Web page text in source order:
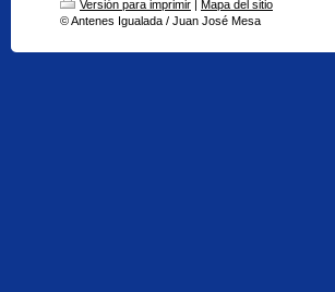
Versión para imprimir | Mapa del sitio
© Antenes Igualada / Juan José Mesa